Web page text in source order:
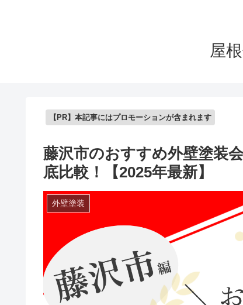
屋
【PR】本記事にはプロモーションが含まれます
藤沢市のおすすめ外壁塗装
底比較！【2025年最新】
外壁塗装